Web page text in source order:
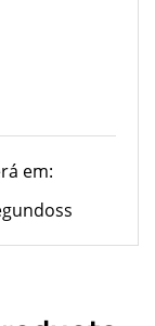
em: